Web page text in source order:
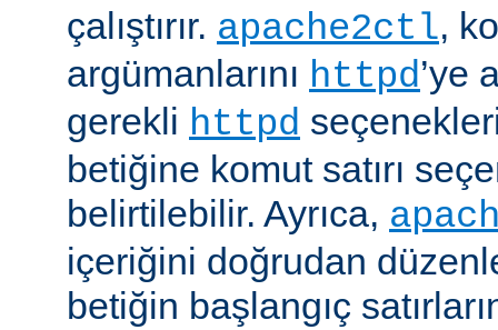
çalıştırır. apache2ctl,
argümanlarını httpd’ye
gerekli httpd
betiğine komut satırı
belirtilebilir. Ayrıca,
içeriğini doğrudan
betiğin başlangıç